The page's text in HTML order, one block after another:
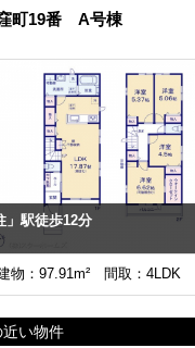
町19番 A号棟
」駅徒歩12分
物：97.91m² 間取：4LDK
近い物件